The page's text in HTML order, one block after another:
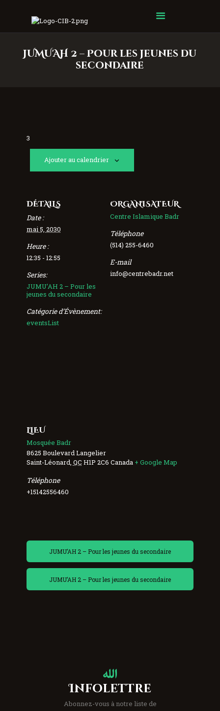
JUMU'AH 2 – Pour les jeunes du
secondaire
Centre Islamique Badr
3
Ajouter au calendrier
DÉTAILS
Date :
mai 5, 2030
Heure :
12:35 - 12:55
Series:
JUMU’AH 2 – Pour les
jeunes du secondaire
Catégorie d’Évènement:
eventsList
ORGANISATEUR
Centre Islamique Badr
Téléphone
(514) 255-6460
E-mail
info@centrebadr.net
LIEU
Mosquée Badr
8625 Boulevard Langelier
Saint-Léonard QC H1P 2C6 Canada + Google Map
Téléphone
+15142556460
JUMU’AH 2 – Pour les jeunes du secondaire
JUMU’AH 2 – Pour les jeunes du secondaire
Infolettre
Abonnez-vous à notre liste de